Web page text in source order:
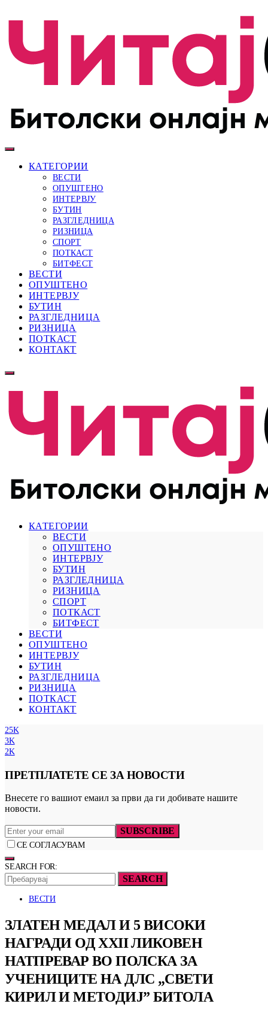
КАТЕГОРИИ
ВЕСТИ
ОПУШТЕНО
ИНТЕРВЈУ
БУТИН
РАЗГЛЕДНИЦА
РИЗНИЦА
СПОРТ
ПОТКАСТ
БИТФЕСТ
ВЕСТИ
ОПУШТЕНО
ИНТЕРВЈУ
БУТИН
РАЗГЛЕДНИЦА
РИЗНИЦА
ПОТКАСТ
КОНТАКТ
КАТЕГОРИИ
ВЕСТИ
ОПУШТЕНО
ИНТЕРВЈУ
БУТИН
РАЗГЛЕДНИЦА
РИЗНИЦА
СПОРТ
ПОТКАСТ
БИТФЕСТ
ВЕСТИ
ОПУШТЕНО
ИНТЕРВЈУ
БУТИН
РАЗГЛЕДНИЦА
РИЗНИЦА
ПОТКАСТ
КОНТАКТ
25K
3K
2K
ПРЕТПЛАТЕТЕ СЕ ЗА НОВОСТИ
Внесете го вашиот емаил за први да ги добивате нашите
новости.
SUBSCRIBE
СЕ СОГЛАСУВАМ
SEARCH FOR:
SEARCH
ВЕСТИ
ЗЛАТЕН МЕДАЛ И 5 ВИСОКИ
НАГРАДИ ОД XXII ЛИКОВЕН
НАТПРЕВАР ВО ПОЛСКА ЗА
УЧЕНИЦИТЕ НА ДЛС „СВЕТИ
КИРИЛ И МЕТОДИЈ” БИТОЛА